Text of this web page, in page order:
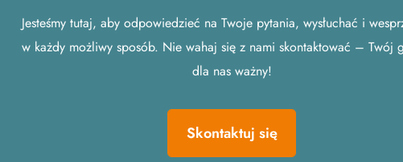
Jesteśmy tutaj, aby odpowiedzieć na Twoje pytania, wysłuchać i
w każdy możliwy sposób. Nie wahaj się z nami skontaktować – Twój
dla nas ważny!
Skontaktuj się